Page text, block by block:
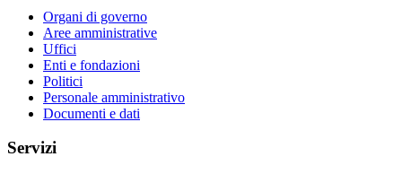
Organi di governo
Aree amministrative
Uffici
Enti e fondazioni
Politici
Personale amministrativo
Documenti e dati
Servizi